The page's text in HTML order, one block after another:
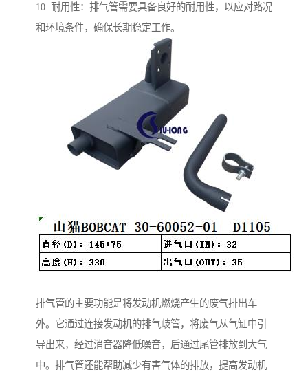
10. 耐用性：排气管需要具备良好的耐用性，以应对路况
和环境条件，确保长期稳定工作。
排气管的主要功能是将发动机燃烧产生的废气排出车
外。它通过连接发动机的排气歧管，将废气从气缸中引
导出来，经过消音器降低噪音，后通过尾管排放到大气
中。排气管还能帮助减少有害气体的排放，提高发动机